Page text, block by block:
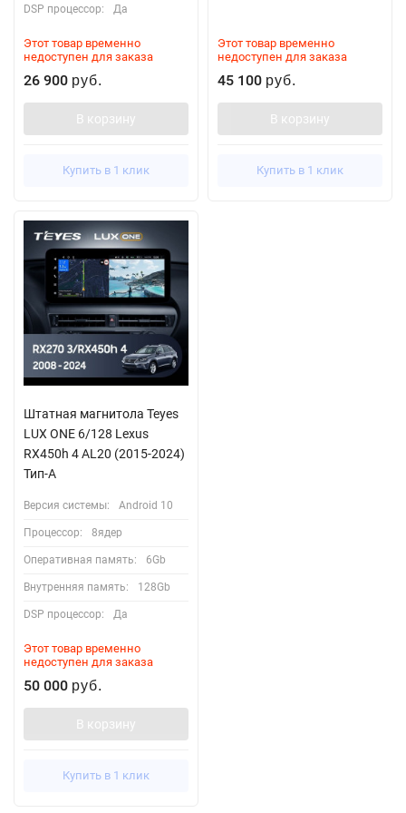
DSP процессор: Да
Этот товар временно
недоступен для заказа
26 900 руб.
В корзину
Купить в 1 клик
Этот товар временно
недоступен для заказа
45 100 руб.
В корзину
Купить в 1 клик
Штатная магнитола Teyes
LUX ONE 6/128 Lexus
RX450h 4 AL20 (2015-2024)
Тип-A
Версия системы: Android 10
Процессор: 8ядер
Оперативная память: 6Gb
Внутренняя память: 128Gb
DSP процессор: Да
Этот товар временно
недоступен для заказа
50 000 руб.
В корзину
Купить в 1 клик